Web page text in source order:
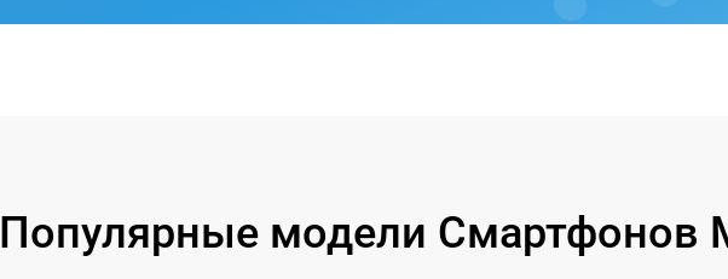
Популярные модели Смартфонов